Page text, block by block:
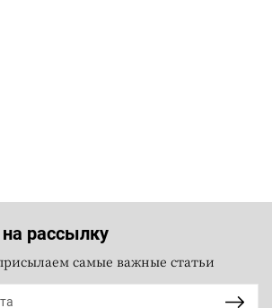
рассылку
самые важные статьи